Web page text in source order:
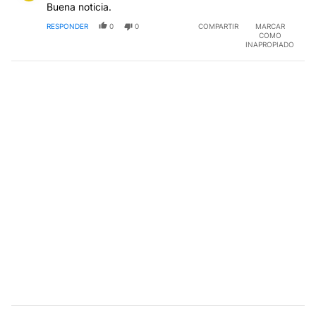
Buena noticia.
RESPONDER 0 0 COMPARTIR
MARCAR
COMO
INAPROPIADO